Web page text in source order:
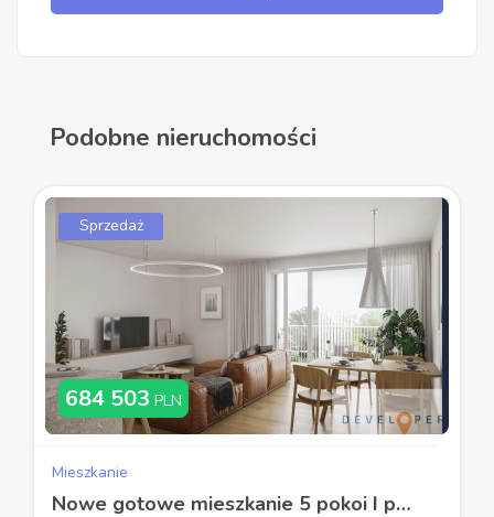
Podobne nieruchomości
Sprzedaż
684 503 PLN
Mieszkanie
Nowe gotowe mieszkanie 5 pokoi I parking gratis